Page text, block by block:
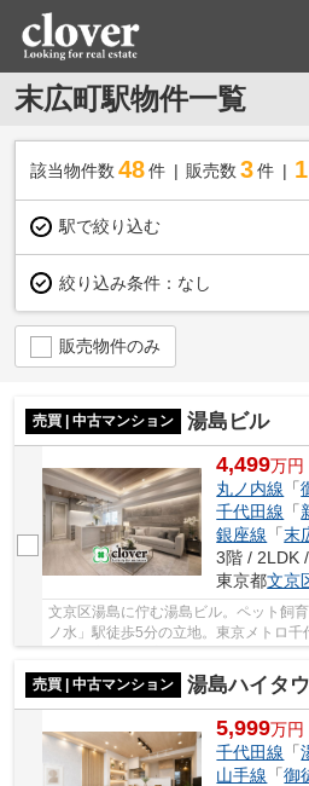
末広町駅物件一覧
該当物件数 48件 販売数 3 件
駅で絞り込む
絞り込み条件： なし
販売物件のみ
売買 | 中古マンション 湯島ビル
4,499万円
丸ノ内線 「
千代田線 「
銀座線 「末
3階 / 2LDK
東京都文京
文京区湯島に佇む湯島ビル。ペット飼
ノ水」駅徒歩5分の立地。東京メトロ千
分、銀座線「末広町」駅は徒歩7分と複
売買 | 中古マンション
湯島ハイタ
5,999万円
千代田線 「
山手線 「御